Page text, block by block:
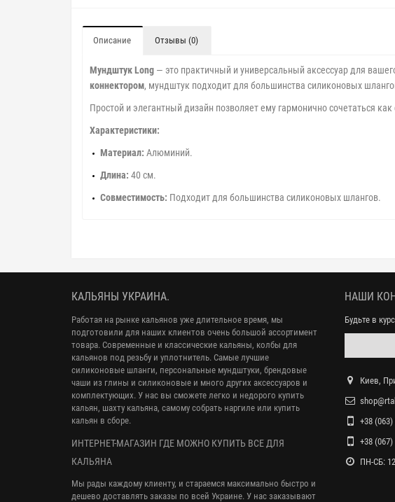
Описание Отзывы (0)
Мундштук Long — это практичный и универсальный аксессуар для
коннектором, мундштук подходит для большинства силиконовых
Простой и элегантный дизайн позволяет ему гармонично сочетаться
Характеристики:
Материал: Алюминий.
Длина: 40 см.
Совместимость: Подходит для большинства силиконовых шлангов.
КАЛЬЯНЫ УКРАИНА.
Работая на рынке кальянов уже длительное время, мы
подготовили для наших клиентов очень большой ассортимент
товара. Современные и классические кальяны, колбы для
кальянов под резьбу и уплотнитель. Самые лучшие
силиконовые шланги, персональные мундштуки, брендовые
чаши из глины и силиконовые и много других аксессуаров и
комплектующих. У нас вы сможете легко и недорого купить
кальян, шахту кальяна, самому собрать наргиле или купить
кальян в сборе.
ИНТЕРНЕТ-МАГАЗИН ГДЕ МОЖНО КУПИТЬ ВСЕ ДЛЯ
КАЛЬЯНА
Мы рады каждому клиенту, и стараемся максимально быстро и
дешево доставлять заказы по всей Украине. У нас заказывают
НАШИ
Будьте в
Киев,
+38 (063)
+38 (067)
ПН-СБ: